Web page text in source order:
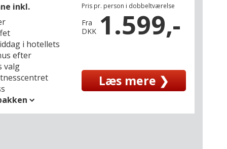
inkl.
i hotellets
efter
valg
Pris pr. person i dobbeltværelse
Fra
DKK 1.599,-
Læs mere ❯